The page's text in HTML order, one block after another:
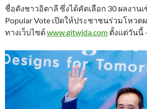
ชื่อดังชาวอิตาลี ซึ่งได้คัดเลือก 30 ผลงาน
Popular Vote เปิดให้ประชาชนร่วมโหว
ทางเว็บไซต์www.gitwjda.com ตั้งแต่วันนี้